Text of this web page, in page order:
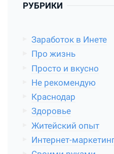
РУБРИКИ
Заработок в Инете
Про жизнь
Просто и вкусно
Не рекомендую
Краснодар
Здоровье
Житейский опыт
Интернет-